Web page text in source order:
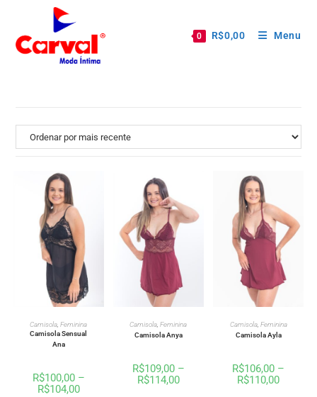
0 R$0,00 Menu
VER OPÇÕES
Camisola,Feminina
Camisola Sensual
Ana
R$100,00 –
R$104,00
VER OPÇÕES
Camisola,Feminina
Camisola Anya
R$109,00 –
R$114,00
VER OPÇÕES
Camisola, Feminina
Camisola Ayla
R$106,00 –
R$110,00